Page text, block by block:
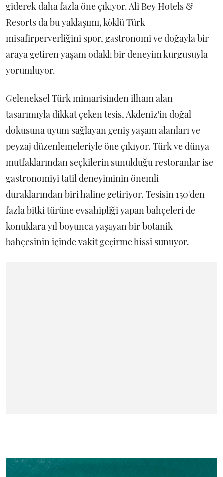
giderek daha fazla öne çıkıyor. Ali Bey Hotels &
Resorts da bu yaklaşımı, köklü Türk
misafirperverliğini spor, gastronomi ve doğayla bir
araya getiren yaşam odaklı bir deneyim kurgusuyla
yorumluyor.
Geleneksel Türk mimarisinden ilham alan
tasarımıyla dikkat çeken tesis, Akdeniz'in doğal
dokusuna uyum sağlayan geniş yaşam alanları ve
peyzaj düzenlemeleriyle öne çıkıyor. Türk ve dünya
mutfaklarından seçkilerin sunulduğu restoranlar ise
gastronomiyi tatil deneyiminin önemli
duraklarından biri haline getiriyor. Tesisin 150'den
fazla bitki türüne evsahipliği yapan bahçeleri de
konuklara yıl boyunca yaşayan bir botanik
bahçesinin içinde vakit geçirme hissi sunuyor.